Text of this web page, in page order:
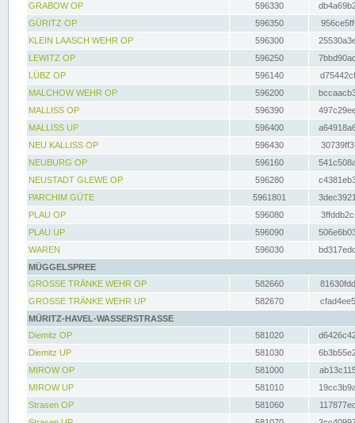
GRABOW OP
596330
GÜRITZ OP
596350
KLEIN LAASCH WEHR OP
596300
LEWITZ OP
596250
LÜBZ OP
596140
MALCHOW WEHR OP
596200
MALLISS OP
596390
MALLISS UP
596400
NEU KALLISS OP
596430
NEUBURG OP
596160
NEUSTADT GLEWE OP
596280
PARCHIM GÜTE
5961801
PLAU OP
596080
PLAU UP
596090
WAREN
596030
MÜGGELSPREE
GROSSE TRÄNKE WEHR OP
582660
GROSSE TRÄNKE WEHR UP
582670
MÜRITZ-HAVEL-WASSERSTRASSE
Diemitz OP
581020
Diemitz UP
581030
MIROW OP
581000
MIROW UP
581010
Strasen OP
581060